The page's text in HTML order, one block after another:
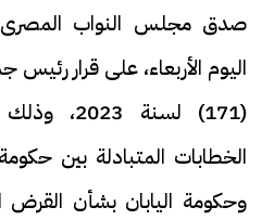
صدق مجلس النواب المصرى
اليوم الأربعاء، على قرار
(171) لسنة
الخطابات المتبادلة بين
وحكومة اليابان بشأن